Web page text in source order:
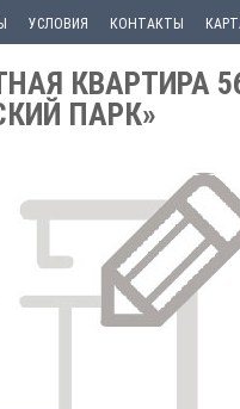
УСЛОВИЯ КОНТАКТЫ
КВАРТИРА
ПАРК»